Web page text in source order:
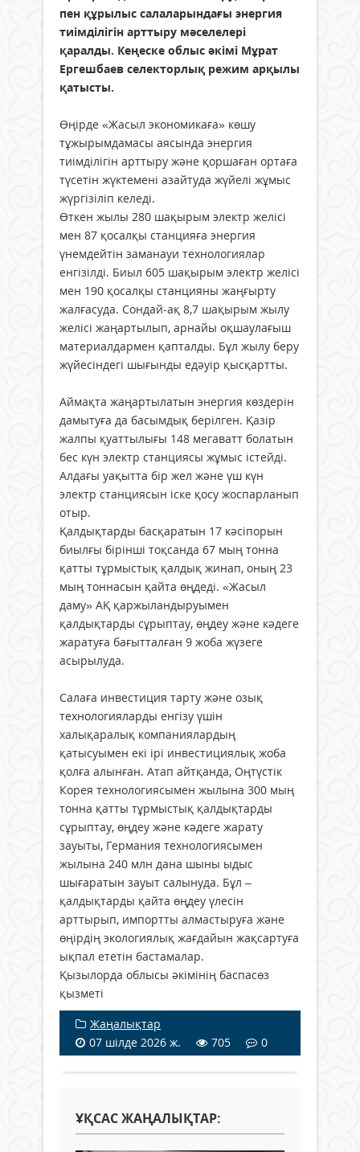
пен құрылыс салаларындағы энергия
тиімділігін арттыру мәселелері
қаралды. Кеңеске облыс әкімі Мұрат
Ергешбаев селекторлық режим арқылы
қатысты.
Өңірде «Жасыл экономикаға» көшу
тұжырымдамасы аясында энергия
тиімділігін арттыру және қоршаған ортаға
түсетін жүктемені азайтуда жүйелі жұмыс
жүргізіліп келеді.
Өткен жылы 280 шақырым электр желісі
мен 87 қосалқы станцияға энергия
үнемдейтін заманауи технологиялар
енгізілді. Биыл 605 шақырым электр желісі
мен 190 қосалқы станцияны жаңғырту
жалғасуда. Сондай-ақ 8,7 шақырым жылу
желісі жаңартылып, арнайы оқшаулағыш
материалдармен қапталды. Бұл жылу беру
жүйесіндегі шығынды едәуір қысқартты.
Аймақта жаңартылатын энергия көздерін
дамытуға да басымдық берілген. Қазір
жалпы қуаттылығы 148 мегаватт болатын
бес күн электр станциясы жұмыс істейді.
Алдағы уақытта бір жел және үш күн
электр станциясын іске қосу жоспарланып
отыр.
Қалдықтарды басқаратын 17 кәсіпорын
биылғы бірінші тоқсанда 67 мың тонна
қатты тұрмыстық қалдық жинап, оның 23
мың тоннасын қайта өңдеді. «Жасыл
даму» АҚ қаржыландыруымен
қалдықтарды сұрыптау, өңдеу және кәдеге
жаратуға бағытталған 9 жоба жүзеге
асырылуда.
Салаға инвестиция тарту және озық
технологияларды енгізу үшін
халықаралық компаниялардың
қатысуымен екі ірі инвестициялық жоба
қолға алынған. Атап айтқанда, Оңтүстік
Корея технологиясымен жылына 300 мың
тонна қатты тұрмыстық қалдықтарды
сұрыптау, өңдеу және кәдеге жарату
зауыты, Германия технологиясымен
жылына 240 млн дана шыны ыдыс
шығаратын зауыт салынуда. Бұл –
қалдықтарды қайта өңдеу үлесін
арттырып, импортты алмастыруға және
өңірдің экологиялық жағдайын жақсартуға
ықпал ететін бастамалар.
Қызылорда облысы әкімінің баспасөз
қызметі
Жаңалықтар
07 шілде 2026 ж.
705 0
ҰҚСАС ЖАҢАЛЫҚТАР: